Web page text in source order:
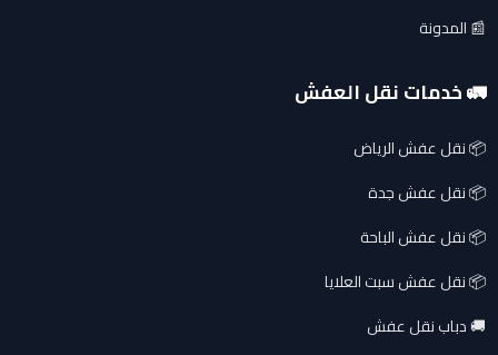
📰 المدونة
🚛 خدمات نقل العفش
📦 نقل عفش الرياض
📦 نقل عفش جدة
📦 نقل عفش الباحة
📦 نقل عفش سبت العلايا
🚚 دباب نقل عفش